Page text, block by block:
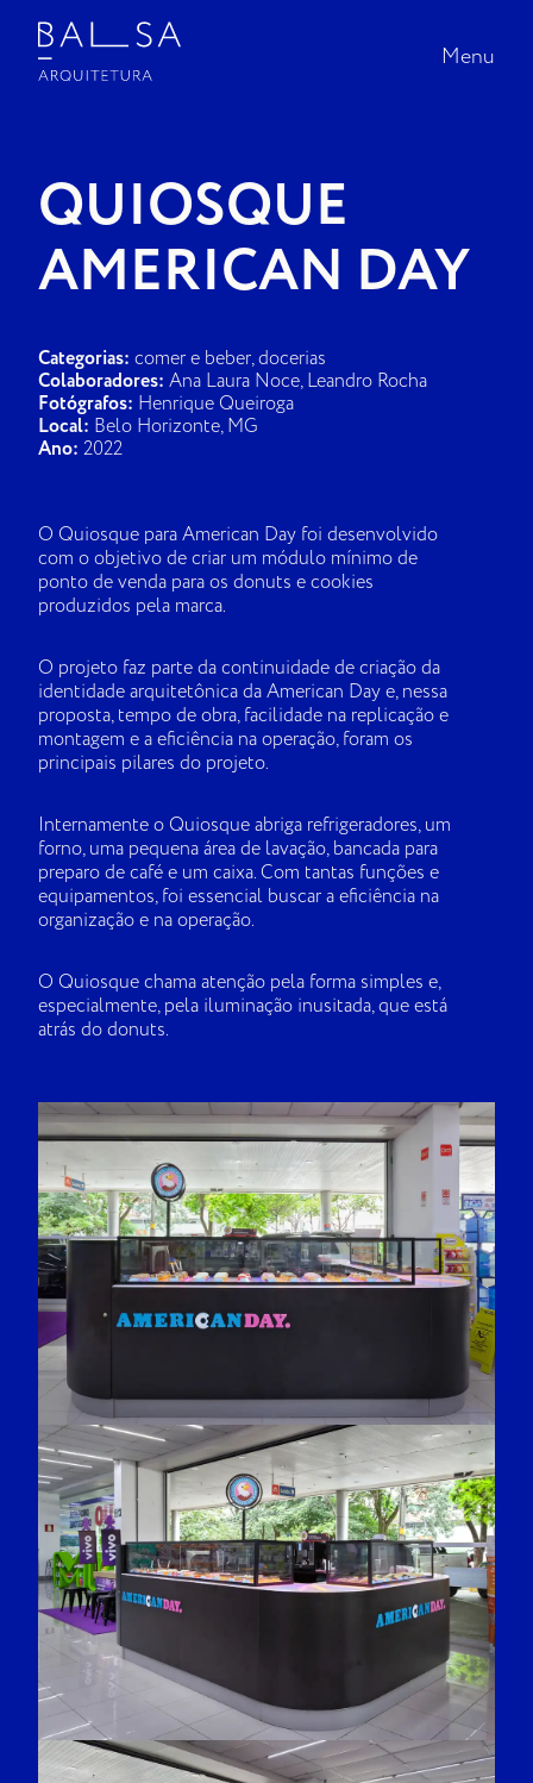
Menu
Menu
PROJETOS
SOBRE A BALSA
NA MÍDIA
CONTATO
QUIOSQUE
AMERICAN DAY
Categorias: comer e beber, docerias
Colaboradores: Ana Laura Noce, Leandro Rocha
Fotógrafos: Henrique Queiroga
Local: Belo Horizonte, MG
Ano: 2022
O Quiosque para American Day foi desenvolvido
com o objetivo de criar um módulo mínimo de
ponto de venda para os donuts e cookies
produzidos pela marca.
O projeto faz parte da continuidade de criação da
identidade arquitetônica da American Day e, nessa
proposta, tempo de obra, facilidade na replicação e
montagem e a eficiência na operação, foram os
principais pilares do projeto.
Internamente o Quiosque abriga refrigeradores, um
forno, uma pequena área de lavação, bancada para
preparo de café e um caixa. Com tantas funções e
equipamentos, foi essencial buscar a eficiência na
organização e na operação.
O Quiosque chama atenção pela forma simples e,
especialmente, pela iluminação inusitada, que está
atrás do donuts.